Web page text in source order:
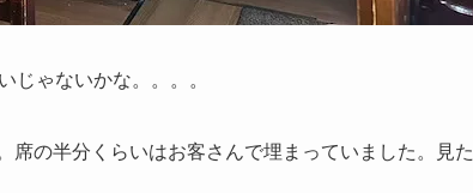
じゃないかな。。。。
の半分くらいはお客さんで埋まっていました。見た